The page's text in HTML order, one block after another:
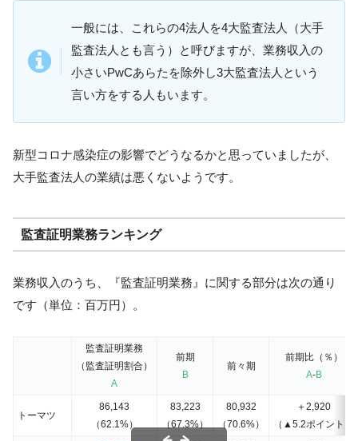
一般には、これらの4法人を4大監査法人（大手
監査法人とも言う）と呼びますが、業務収入の
小さいPwCあらたを除外し3大監査法人という
言い方をする人もいます。
新型コロナ感染症の影響でどうなるかと思っていましたが、
大手監査法人の業績は悪くないようです。
監査証明業務ランキング
業務収入のうち、『監査証明業務』に関する部分は次の通り
です（単位：百万円）。
監査証明業務
（監査証明割合）
A
前期
B
前々期
前期比（％）
A-B
トーマツ
86,143
（62.1%）
83,223
（67.3%）
80,932
（70.6%）
＋2,920
（▲5.2ポイント）